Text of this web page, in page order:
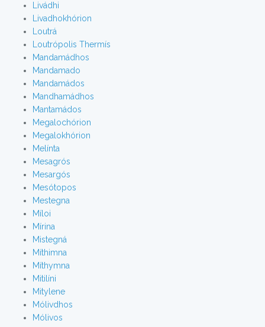
Livádhi
Livadhokhórion
Loutrá
Loutrópolis Thermís
Mandamádhos
Mandamado
Mandamádos
Mandhamádhos
Mantamádos
Megalochórion
Megalokhórion
Melínta
Mesagrós
Mesargós
Mesótopos
Mestegna
Míloi
Mírina
Mistegná
Míthimna
Míthymna
Mitilíni
Mitylene
Mólivdhos
Mólivos